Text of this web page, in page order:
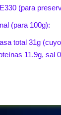
(para
(para 100g):
total 31g
11.9g, sal